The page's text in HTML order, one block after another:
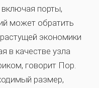
порты,
может обратить
экономики
в качестве узла
говорит Пор.
размер,